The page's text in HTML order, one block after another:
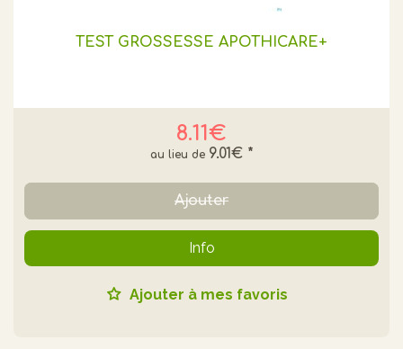
TEST GROSSESSE APOTHICARE+
8.11€
9.01€ *
Ajouter
Info
Ajouter à mes favoris